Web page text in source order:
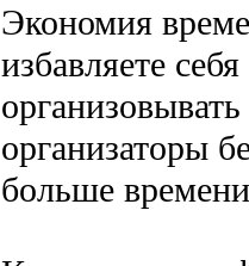
Экономия
избавляете
организаторы
больше